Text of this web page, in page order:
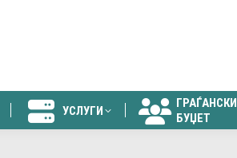
УСЛУГИ
ГРАЃАНСКИ
БУЏЕТ